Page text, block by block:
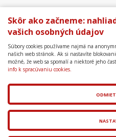
Všeobecné obchodné
Ochrana osobných údajov
Formulár na
Copyright © 2018 - 2026
a
spol.
Skôr ako začneme:
vašich osobných údajov
Súbory cookies používame najmä na
našich web stránok. Ak si nastavíte
možné, že web sa spomalí a niektoré jeho
info k spracúvaniu cookies.